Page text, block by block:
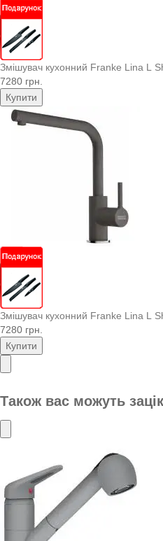
Змішувач кухонний Franke Lina L
7280 грн.
Купити
Змішувач кухонний Franke Lina L
7280 грн.
Купити
Також вас можуть